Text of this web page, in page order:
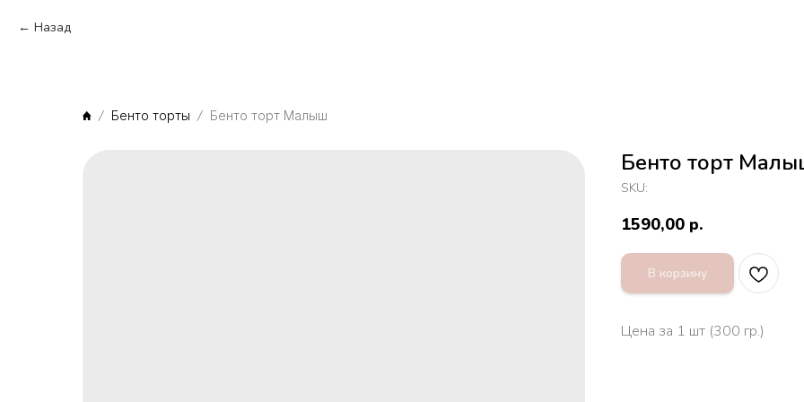
Назад
Бенто торты Бенто торт Малыш
Бенто торт
SKU:
1590,00 р.
В корзину
Цена за 1 шт (300 гр.)